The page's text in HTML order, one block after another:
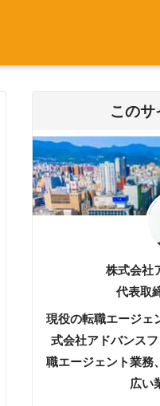
この
株式会社
代表取
現役の転職エージェ
式会社アドバンス
職エージェント業務
広い